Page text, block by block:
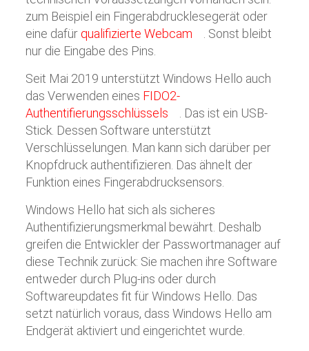
zum Beispiel ein Fingerabdrucklesegerät oder
eine dafür qualifizierte Webcam
. Sonst bleibt
nur die Eingabe des Pins.
Seit Mai 2019 unterstützt Windows Hello auch
das Verwenden eines FIDO2-
Authentifierungsschlüssels
. Das ist ein USB-
Stick. Dessen Software unterstützt
Verschlüsselungen. Man kann sich darüber per
Knopfdruck authentifizieren. Das ähnelt der
Funktion eines Fingerabdrucksensors.
Windows Hello hat sich als sicheres
Authentifizierungsmerkmal bewährt. Deshalb
greifen die Entwickler der Passwortmanager auf
diese Technik zurück: Sie machen ihre Software
entweder durch Plug-ins oder durch
Softwareupdates fit für Windows Hello. Das
setzt natürlich voraus, dass Windows Hello am
Endgerät aktiviert und eingerichtet wurde.